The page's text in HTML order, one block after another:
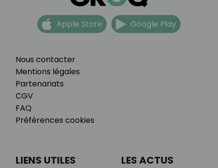
Nous contacter
Mentions légales
Partenariats
CGV
FAQ
Préférences cookies
Apple Store Google Play
LIENS UTILES LES ACTUS